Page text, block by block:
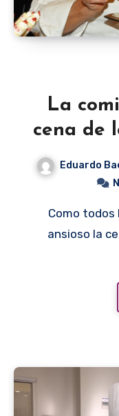
La
cena de
Eduardo
Como todos los años, el público espera
ansioso la